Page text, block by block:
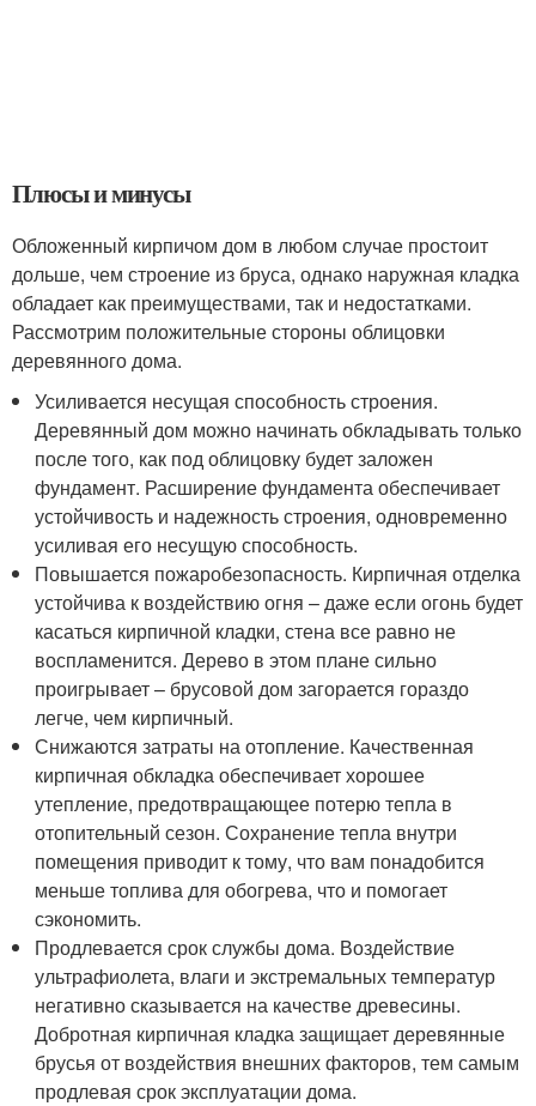
Плюсы и минусы
Обложенный кирпичом дом в любом случае простоит
дольше, чем строение из бруса, однако наружная кладка
обладает как преимуществами, так и недостатками.
Рассмотрим положительные стороны облицовки
деревянного дома.
Усиливается несущая способность строения.
Деревянный дом можно начинать обкладывать только
после того, как под облицовку будет заложен
фундамент. Расширение фундамента обеспечивает
устойчивость и надежность строения, одновременно
усиливая его несущую способность.
Повышается пожаробезопасность. Кирпичная отделка
устойчива к воздействию огня – даже если огонь будет
касаться кирпичной кладки, стена все равно не
воспламенится. Дерево в этом плане сильно
проигрывает – брусовой дом загорается гораздо
легче, чем кирпичный.
Снижаются затраты на отопление. Качественная
кирпичная обкладка обеспечивает хорошее
утепление, предотвращающее потерю тепла в
отопительный сезон. Сохранение тепла внутри
помещения приводит к тому, что вам понадобится
меньше топлива для обогрева, что и помогает
сэкономить.
Продлевается срок службы дома. Воздействие
ультрафиолета, влаги и экстремальных температур
негативно сказывается на качестве древесины.
Добротная кирпичная кладка защищает деревянные
брусья от воздействия внешних факторов, тем самым
продлевая срок эксплуатации дома.